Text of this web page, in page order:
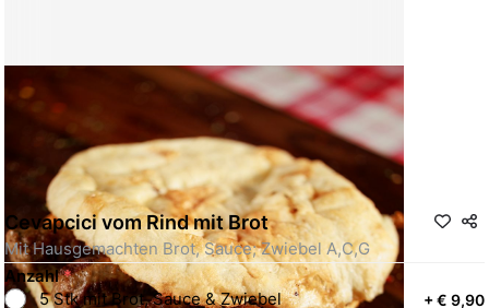
Cevapcici vom Rind mit Brot
Mit Hausgemachten Brot, Sauce; Zwiebel A,C,G
Anzahl*
5 Stk mit Brot, Sauce & Zwiebel
+€ 9,90